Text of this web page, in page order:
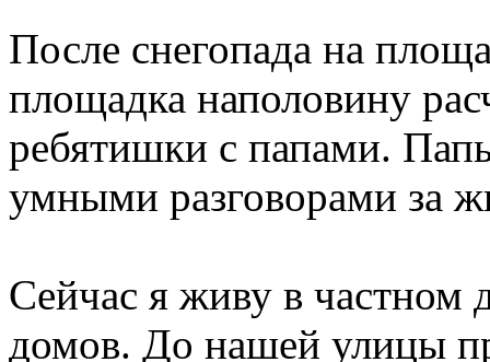
После снегопада на
площадка наполовину
ребятишки с папами.
умными разговорами за
Сейчас я живу в частном
домов. До нашей улицы